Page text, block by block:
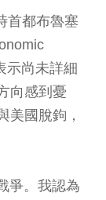
首都布魯塞
示尚未詳細
向感到憂
美國脫鉤，
爭。我認為